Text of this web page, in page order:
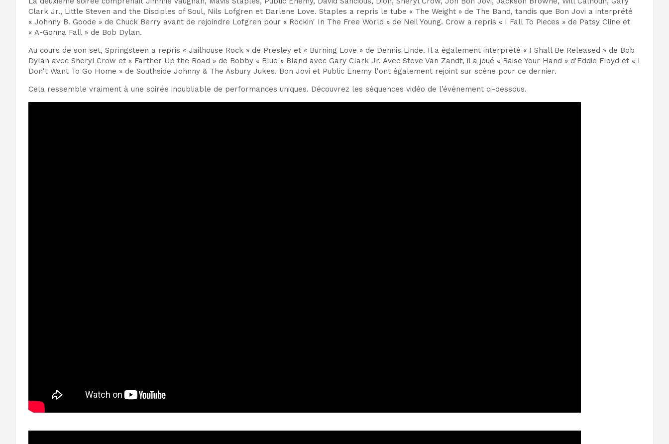
Clark Jr., Little Steven and the Disciples of Soul, Nils Lofgren et Darlene Love. Staples a repris le tube « The Weight » de The Band, tandis que Bon Jovi a interprété
« Johnny B. Goode » de Chuck Berry avant de rejoindre Lofgren pour « Rockin' In The Free World » de Neil Young. Crow a repris « I Fall To Pieces » de Patsy Cline et
« A-Gonna Fall » de Bob Dylan.
Au cours de son set, Springsteen a repris « Jailhouse Rock » de Presley et « Burning Love » de Dennis Linde. Il a également interprété « I Shall Be Released » de Bob
Dylan avec Sheryl Crow et « Farther Up the Road » de Bobby « Blue » Bland avec Gary Clark Jr. Avec Steve Van Zandt, il a joué « Raise Your Hand » d'Eddie Floyd et « I
Don't Want To Go Home » de Southside Johnny & The Asbury Jukes. Bon Jovi et Public Enemy l'ont également rejoint sur scène pour ce dernier.
Cela ressemble vraiment à une soirée inoubliable de performances uniques. Découvrez les séquences vidéo de l’événement ci-dessous.